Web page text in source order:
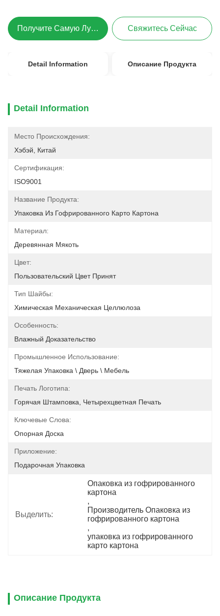
Получите Самую Лучшую ЦенуСвяжитесь Сейчас
Detail Information Описание Продукта
Detail Information
Место Происхождения:
Хэбэй, Китай
Сертификация:
ISO9001
Название Продукта:
Упаковка Из Гофрированного Карто Картона
Материал:
Деревянная Мякоть
Цвет:
Пользовательский Цвет Принят
Тип Шайбы:
Химическая Механическая Целлюлоза
Особенность:
Влажный Доказательство
Промышленное Использование:
Тяжелая Упаковка \ Дверь \ Мебель
Печать Логотипа:
Горячая Штамповка, Четырехцветная Печать
Ключевые Слова:
Опорная Доска
Приложение:
Подарочная Упаковка
Выделить:
Опаковка из гофрированного
картона
,
Производитель Опаковка из
гофрированного картона
,
упаковка из гофрированного
карто картона
Описание Продукта